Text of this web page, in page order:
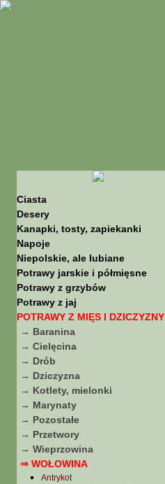
Ciasta
Desery
Kanapki, tosty, zapiekanki
Napoje
Niepolskie, ale lubiane
Potrawy jarskie i półmięsne
Potrawy z grzybów
Potrawy z jaj
POTRAWY Z MIĘS I DZICZYZNY
→ Baranina
→ Cielęcina
→ Drób
→ Dziczyzna
→ Kotlety, mielonki
→ Marynaty
→ Pozostałe
→ Przetwory
→ Wieprzowina
⇒ WOŁOWINA
Antrykot